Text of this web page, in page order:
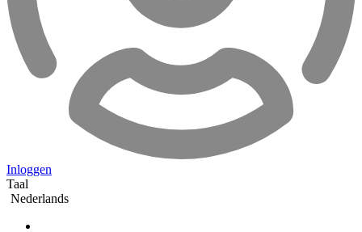
Inloggen
Taal
Nederlands